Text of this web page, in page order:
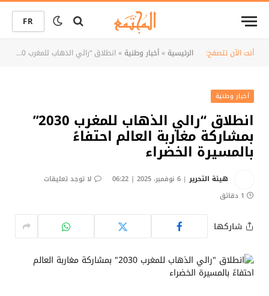
FR
أنت الآن تتصفح: الرئيسية»أخبار وطنية»انطلاق “رالي الذهاب للمغرب 2030” بمشاركة مغاربة العالم احتفاءً بالمسيرة الخضراء
أخبار وطنية
انطلاق “رالي الذهاب للمغرب 2030”
بمشاركة مغاربة العالم احتفاءً
بالمسيرة الخضراء
هيئة التحرير 6 نوفمبر، 2025 | 06:22
لا توجد تعليقات
1 دقائق
شاركها